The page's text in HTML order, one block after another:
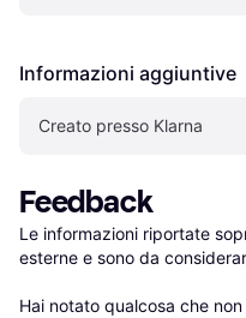
Informazioni aggiuntive
Creato presso Klarna
Feedback
Le informazioni riportate
esterne e sono da
Hai notato qualcosa che